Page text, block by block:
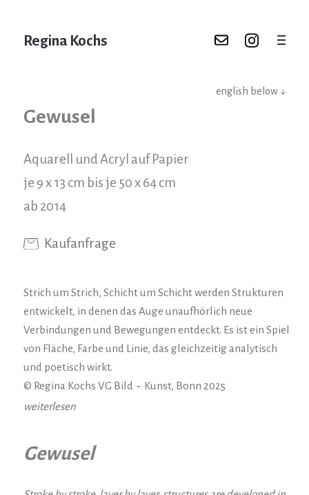
Regina Kochs
english below ↓
Gewusel
Aquarell und Acryl auf Papier
je 9 x 13 cm bis je 50 x 64 cm
ab 2014
Kaufanfrage
Strich um Strich, Schicht um Schicht werden Strukturen
entwickelt, in denen das Auge unaufhörlich neue
Verbindungen und Bewegungen entdeckt. Es ist ein Spiel
von Fläche, Farbe und Linie, das gleichzeitig analytisch
und poetisch wirkt.
© Regina Kochs VG Bild - Kunst, Bonn 2025
weiterlesen
Gewusel